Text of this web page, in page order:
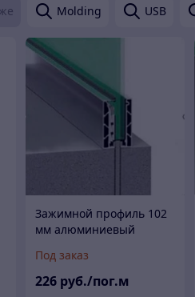
Molding USB
Зажимной профиль 102
мм алюминиевый
анодированное
Под заказ
226 руб./пог.м